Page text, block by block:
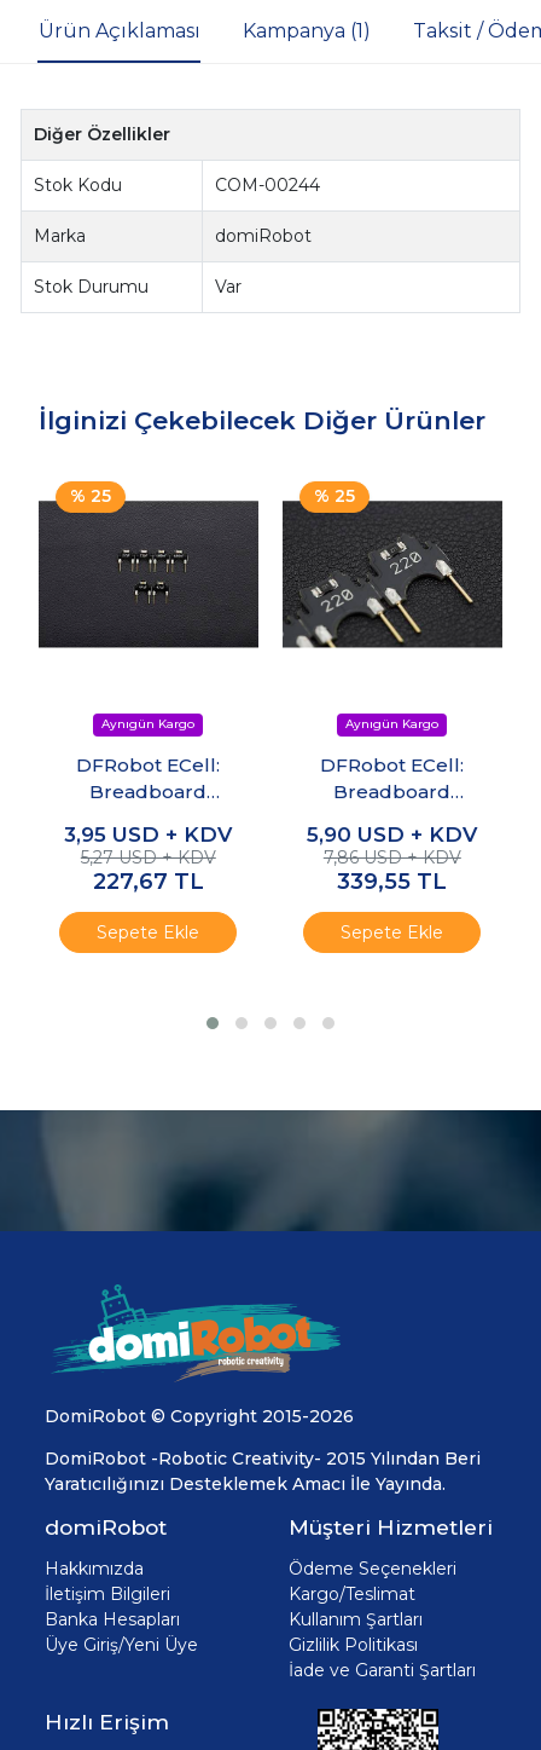
Ürün Açıklaması Kampanya (1) Taksit /
Diğer Özellikler
Stok Kodu COM-00244
Marka domiRobot
Stok Durumu Var
İlginizi Çekebilecek Diğer Ürünler
% 25
DFRobot ECell:
Breadboard
Kondansatör Seti
3,95 USD + KDV
5,27 USD + KDV
227,67 TL
Sepete Ekle
% 25
DFRobot ECell:
Breadboard
Seti
5,90 USD + KDV
7,86 USD + KDV
339,55 TL
Sepete Ekle
DomiRobot © Copyright 2015-2026
DomiRobot -Robotic Creativity- 2015 Yılından Beri
Yaratıcılığınızı Desteklemek Amacı İle Yayında.
domiRobot
Hakkımızda
İletişim Bilgileri
Banka Hesapları
Üye Giriş/Yeni Üye
Müşteri Hizmetleri
Ödeme Seçenekleri
Kargo/Teslimat
Kullanım Şartları
Gizlilik Politikası
İade ve Garanti Şartları
Hızlı Erişim